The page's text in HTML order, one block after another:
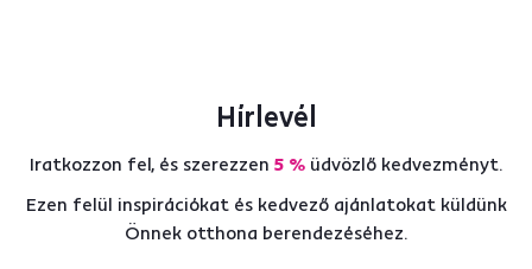
Hírlevél
Iratkozzon fel, és szerezzen 5 %üdvözlő kedvezményt.
Ezen felül inspirációkat és kedvező ajánlatokat küldünk
Önnek otthona berendezéséhez.